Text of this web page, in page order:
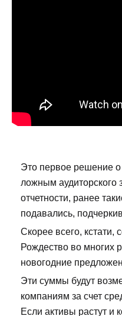
Это первое решение
ложным аудиторского
отчетности, ранее
подавались,
Скорее всего, кстати,
Рождество во многих
новогодние
Эти суммы будут
компаниям за счет
Если активы растут и